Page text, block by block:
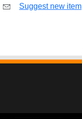
Suggest new item